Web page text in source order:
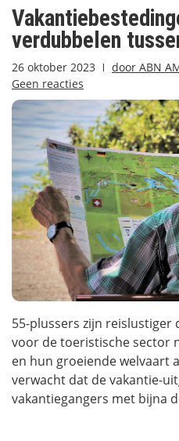
verdubbelen
26 oktober 2023 door ABN
Geen reacties
55-plussers zijn
voor de toeristische sector
en hun groeiende welvaart
verwacht dat de vakantie-
vakantiegangers met bijna